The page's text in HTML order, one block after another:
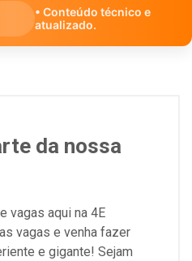
• Conteúdo técnico e
atualizado.
da nossa
vagas aqui na 4E
vagas e venha fazer
e gigante! Sejam